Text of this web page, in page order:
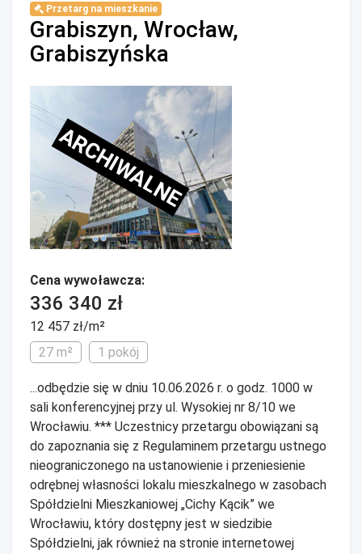
Przetarg na mieszkanie
Grabiszyn, Wrocław,
Grabiszyńska
ARCHIWALNE
Cena wywoławcza:
336 340 zł
12 457 zł/m²
27 m²
1 pokój
...odbędzie się w dniu 10.06.2026 r. o godz. 1000 w
sali konferencyjnej przy ul. Wysokiej nr 8/10 we
Wrocławiu. *** Uczestnicy przetargu obowiązani są
do zapoznania się z Regulaminem przetargu ustnego
nieograniczonego na ustanowienie i przeniesienie
odrębnej własności lokalu mieszkalnego w zasobach
Spółdzielni Mieszkaniowej „Cichy Kącik” we
Wrocławiu, który dostępny jest w siedzibie
Spółdzielni, jak również na stronie internetowej